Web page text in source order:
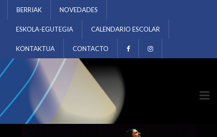
BERRIAK NOVEDADES
ESKOLA-EGUTEGIA CALENDARIO ESCOLAR
KONTAKTUA CONTACTO